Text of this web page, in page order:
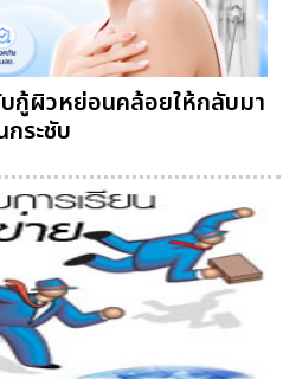
กู้ผิวหย่อนคล้อยให้กลับมา
ระชับ